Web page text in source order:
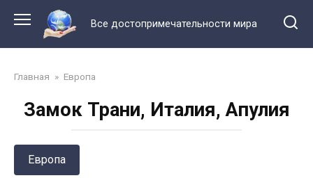
контенту
Все достопримечательности мира
Главная » Европа
Замок Трани, Италия, Апулия
Европа